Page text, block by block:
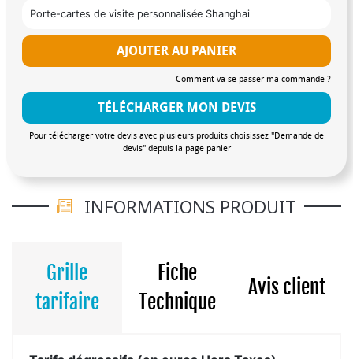
Porte-cartes de visite personnalisée Shanghai
AJOUTER AU PANIER
Comment va se passer ma commande ?
TÉLÉCHARGER MON DEVIS
Pour télécharger votre devis avec plusieurs produits choisissez "Demande de
devis" depuis la page panier
INFORMATIONS PRODUIT
Grille
tarifaire
Fiche
Technique
Avis client